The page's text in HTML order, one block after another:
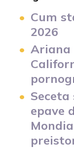
Cum
2026
Ariana
epave